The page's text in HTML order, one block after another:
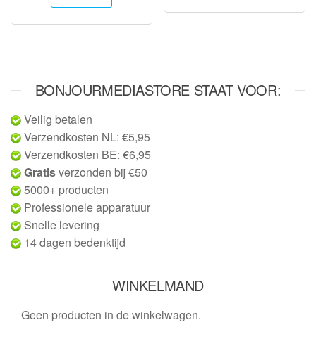
BONJOURMEDIASTORE STAAT VOOR:
Veilig betalen
Verzendkosten NL: €5,95
Verzendkosten BE: €6,95
Gratisverzonden bij €50
5000+ producten
Professionele apparatuur
Snelle levering
14 dagen bedenktijd
WINKELMAND
Geen producten in de winkelwagen.